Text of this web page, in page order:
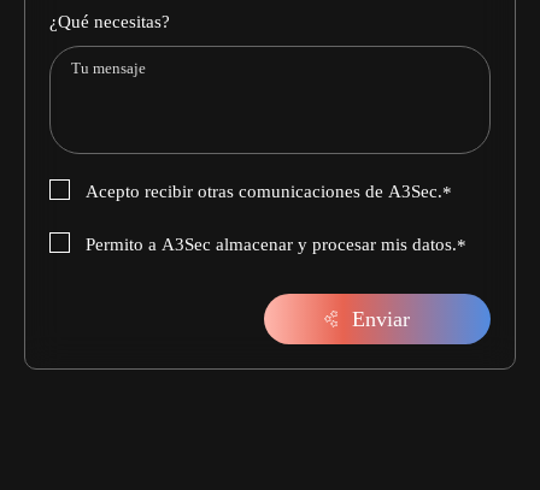
¿Qué necesitas?
Acepto recibir otras comunicaciones de A3Sec.*
Permito a A3Sec almacenar y procesar mis datos.*